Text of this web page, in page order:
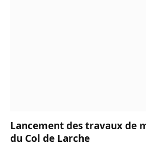
Lancement des travaux de
du Col de Larche